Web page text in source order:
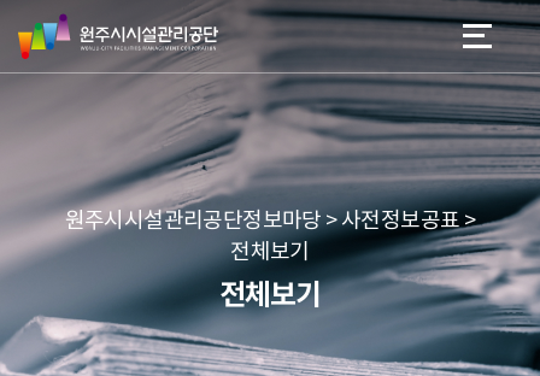
네
본문 바로가기
메뉴 바로가기
원
주
시
리
공
단
원주시시설관리공단정보마당 > 사전정보공표 >
전체보기
전체보기